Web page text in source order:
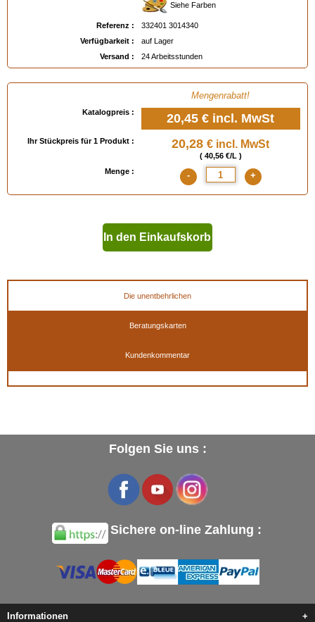
Siehe Farben
Referenz :
332401 3014340
Verfügbarkeit :
auf Lager
Versand :
24 Arbeitsstunden
Mengenrabatt!
Katalogpreis : 20,45 € incl. MwSt
Ihr Stückpreis für 1 Produkt : 20,28 € incl. MwSt
( 40,56 €/L )
Menge :
- +
In den Einkaufskorb
Die unentbehrlichen
Beratungskarten
Kundenkommentar
Folgen Sie uns :
Sichere on-line Zahlung :
Informationen +